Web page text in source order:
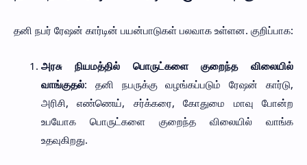
தனி நபர் ரேஷன் கார்டின் பயன்பாடுகள் பலவாக உள்ளன. குறிப்பாக:
அரசு நியமத்தில் பொருட்களை குறைந்த விலையில்
வாங்குதல்: தனி நபருக்கு வழங்கப்படும் ரேஷன் கார்டு,
அரிசி, எண்ணெய், சர்க்கரை, கோதுமை மாவு போன்ற
உபயோக பொருட்களை குறைந்த விலையில் வாங்க
உதவுகிறது.